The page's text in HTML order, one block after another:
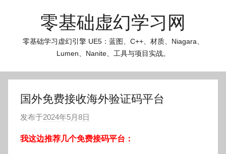
零基础虚幻学习网
零基础学习虚幻引擎 UE5：蓝图、C++、材质、Niagara、
Lumen、Nanite、工具与项目实战。
国外免费接收海外验证码平台
发布于2024年5月8日
:
我这边推荐几个免费接码平台：